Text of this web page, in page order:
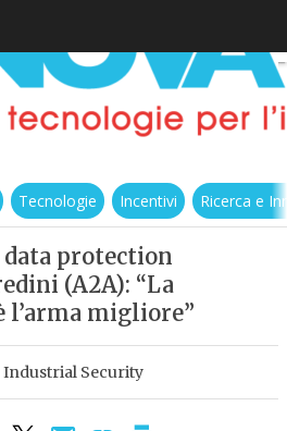
Tecnologie Incentivi Ricerca e
protection
(A2A): “La
l’arma migliore”
Industrial Security